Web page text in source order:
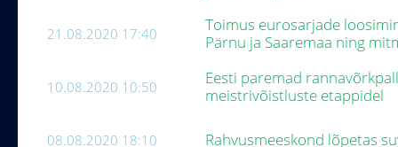
21.08.2020 17:40
Toimus eurosarjade
Pärnu ja Saaremaa ning
10.08.2020 10:50
Eesti paremad
meistrivõistluste etappidel
08.08.2020 18:10 Rahvusmeeskond lõpetas